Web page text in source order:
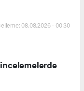
08.08.2026 - 00:30